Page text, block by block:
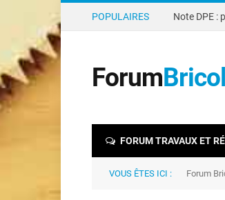
POPULAIRES
Forum
FORUM TRAVAUX ET
VOUS ÊTES ICI : Forum